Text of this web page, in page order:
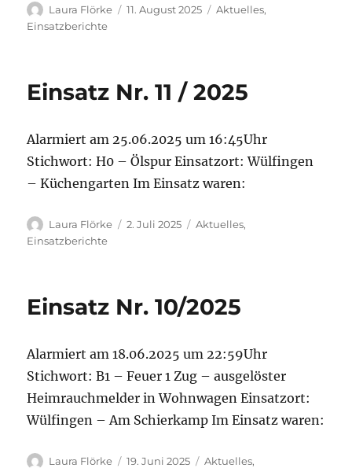
Autor
Laura Flörke
Veröffentlicht
11. August 2025 Kategorien
Aktuelles,
Einsatzberichte
Einsatz Nr. 11 / 2025
Alarmiert am 25.06.2025 um 16:45Uhr
Stichwort: H0 – Ölspur Einsatzort: Wülfingen
– Küchengarten Im Einsatz waren:
Autor
Laura Flörke
Veröffentlicht
2. Juli 2025 Kategorien
Aktuelles,
Einsatzberichte
Einsatz Nr. 10/2025
Alarmiert am 18.06.2025 um 22:59Uhr
Stichwort: B1 – Feuer 1 Zug – ausgelöster
Heimrauchmelder in Wohnwagen Einsatzort:
Wülfingen – Am Schierkamp Im Einsatz waren:
Autor
Laura Flörke
Veröffentlicht
19. Juni 2025 Kategorien
Aktuelles,